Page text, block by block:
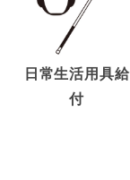
日常生活用具給
付